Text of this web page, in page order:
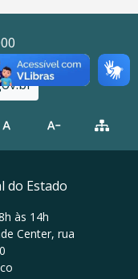
do Estado
às 14h
Center, rua